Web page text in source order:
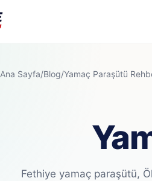
Ana Sayfa/Blog/Yamaç Paraşütü
Fethiye yamaç paraşütü,